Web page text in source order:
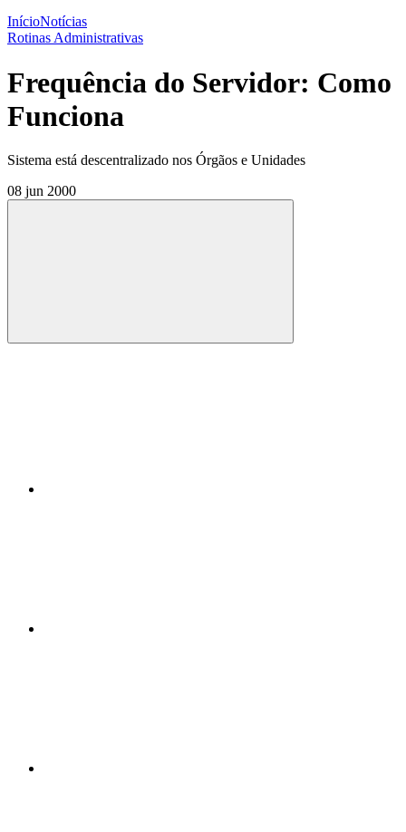
InícioNotícias
Rotinas Administrativas
Frequência do Servidor: Como
Funciona
Sistema está descentralizado nos Órgãos e Unidades
08 jun 2000
Compartilhar